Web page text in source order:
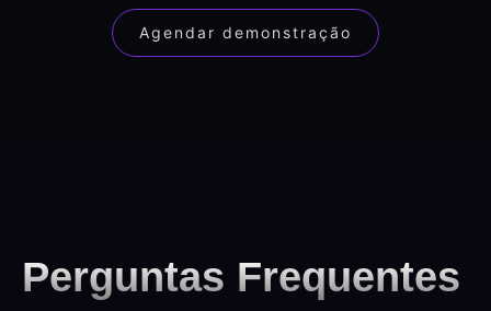
Agendar demonstração
Perguntas Frequentes